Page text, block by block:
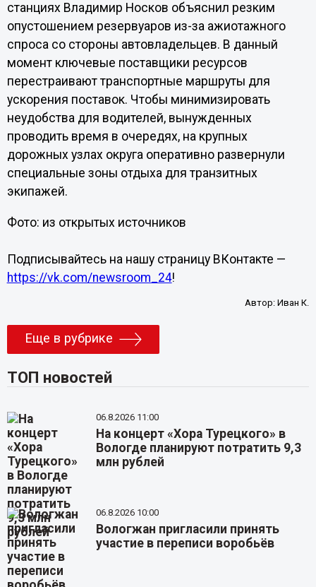
станциях Владимир Носков объяснил резким
опустошением резервуаров из-за ажиотажного
спроса со стороны автовладельцев. В данный
момент ключевые поставщики ресурсов
перестраивают транспортные маршруты для
ускорения поставок. Чтобы минимизировать
неудобства для водителей, вынужденных
проводить время в очередях, на крупных
дорожных узлах округа оперативно развернули
специальные зоны отдыха для транзитных
экипажей.
Фото: из открытых источников
Подписывайтесь на нашу страницу ВКонтакте —
https://vk.com/newsroom_24!
Автор:Иван К.
Еще в рубрике
ТОП новостей
06.8.2026 11:00
На концерт «Хора Турецкого» в
Вологде планируют потратить 9,3
млн рублей
06.8.2026 10:00
Вологжан пригласили принять
участие в переписи воробьёв